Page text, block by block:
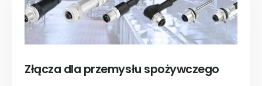
Złącza dla przemysłu spożywczego